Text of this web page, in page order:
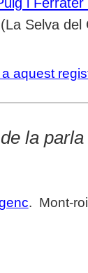
Selva del
aquest
la
. Mont-